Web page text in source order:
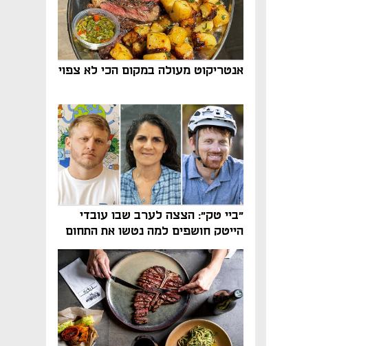
אנטריקוט מעולה במקום הכי לא צפוי
"ביי טק": הצצה לערב שבו עובדי
הייטק חושפים למה נטשו את התחום